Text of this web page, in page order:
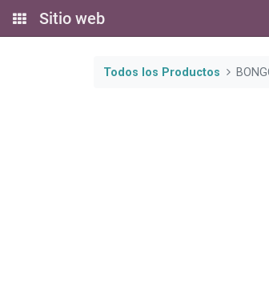
Sitio web
Todos los Productos